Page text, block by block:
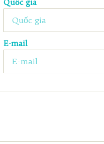
Quốc gia
E-mail